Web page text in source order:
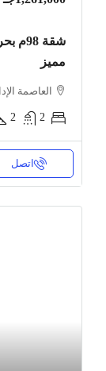
شقة
مميز
العاصمة
2
2
اتصل